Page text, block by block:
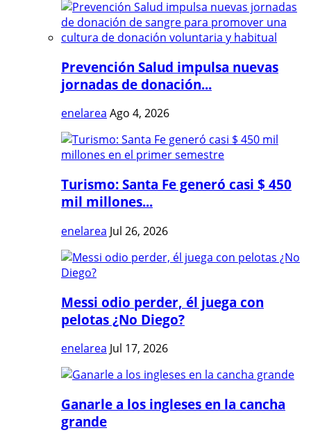
Prevención Salud impulsa nuevas
jornadas de donación...
enelarea Ago 4, 2026
Turismo: Santa Fe generó casi $ 450
mil millones...
enelarea Jul 26, 2026
Messi odio perder, él juega con
pelotas ¿No Diego?
enelarea Jul 17, 2026
Ganarle a los ingleses en la cancha
grande